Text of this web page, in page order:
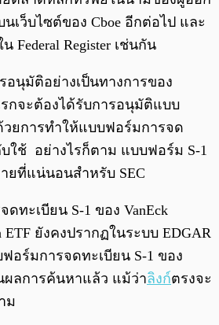
เว็บไซต์ของ Cboe อีกต่อไป และ
Federal Register เช่นกัน
อนุมัติอย่างเป็นทางการของ
รกจะต้องได้รับการอนุมัติแบบ
วยการทำให้แบบฟอร์มการจด
ใช้ อย่างไรก็ตาม แบบฟอร์ม S-1
ยที่แน่นอนสำหรับ SEC
ทะเบียน S-1 ของ VanEck
ETF ยังคงปรากฏในระบบ EDGAR
อร์มการจดทะเบียน S-1 ของ
ผลการค้นหาแล้ว แม้ว่าลิงก์ตรงจะ
ม